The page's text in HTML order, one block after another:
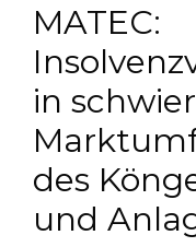
MATEC:
in
des
und